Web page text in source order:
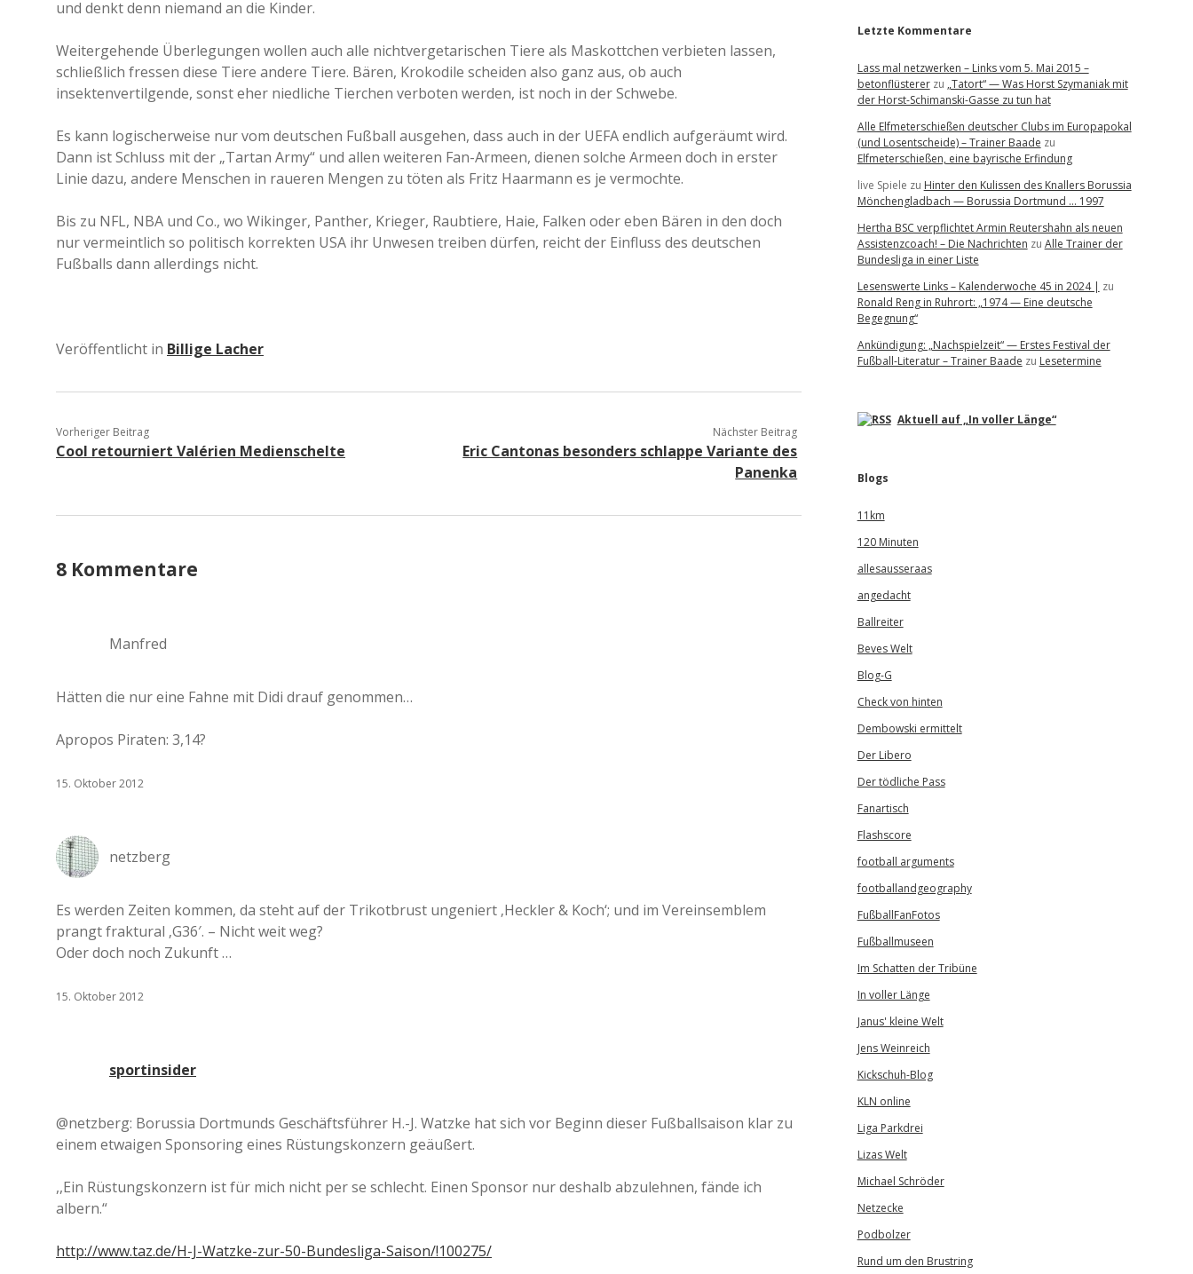
und denkt denn niemand an die Kinder.
Weitergehende Überlegungen wollen auch alle nichtvergetarischen Tiere als Maskottchen verbieten lassen,
schließlich fressen diese Tiere andere Tiere. Bären, Krokodile scheiden also ganz aus, ob auch
insektenvertilgende, sonst eher niedliche Tierchen verboten werden, ist noch in der Schwebe.
Es kann logischerweise nur vom deutschen Fußball ausgehen, dass auch in der UEFA endlich aufgeräumt wird.
Dann ist Schluss mit der „Tartan Army“ und allen weiteren Fan-Armeen, dienen solche Armeen doch in erster
Linie dazu, andere Menschen in raueren Mengen zu töten als Fritz Haarmann es je vermochte.
Bis zu NFL, NBA und Co., wo Wikinger, Panther, Krieger, Raubtiere, Haie, Falken oder eben Bären in den doch
nur vermeintlich so politisch korrekten USA ihr Unwesen treiben dürfen, reicht der Einfluss des deutschen
Fußballs dann allerdings nicht.
Veröffentlicht in Billige Lacher
Vorheriger Beitrag
Cool retourniert Valérien Medienschelte
Nächster Beitrag
Eric Cantonas besonders schlappe Variante des
Panenka
8 Kommentare
Manfred
Hätten die nur eine Fahne mit Didi drauf genommen…
Apropos Piraten: 3,14?
15. Oktober 2012
netzberg
Es werden Zeiten kommen, da steht auf der Trikotbrust ungeniert ‚Heckler & Koch‘; und im Vereinsemblem
prangt fraktural ‚G36′. – Nicht weit weg?
Oder doch noch Zukunft …
15. Oktober 2012
sportinsider
@netzberg: Borussia Dortmunds Geschäftsführer H.-J. Watzke hat sich vor Beginn dieser Fußballsaison klar zu
einem etwaigen Sponsoring eines Rüstungskonzern geäußert.
,,Ein Rüstungskonzern ist für mich nicht per se schlecht. Einen Sponsor nur deshalb abzulehnen, fände ich
albern.“
http://www.taz.de/H-J-Watzke-zur-50-Bundesliga-Saison/!100275/
Letzte Kommentare
Lass mal netzwerken – Links vom 5. Mai 2015 –
betonflüstererzu „Tatort“ — Was Horst Szymaniak mit
der Horst-Schimanski-Gasse zu tun hat
Alle Elfmeterschießen deutscher Clubs im Europapokal
(und Losentscheide) – Trainer Baade zu
Elfmeterschießen, eine bayrische Erfindung
live Spiele zu Hinter den Kulissen des Knallers Borussia
Mönchengladbach — Borussia Dortmund … 1997
Hertha BSC verpflichtet Armin Reutershahn als neuen
Assistenzcoach! – Die Nachrichten zu Alle Trainer der
Bundesliga in einer Liste
Lesenswerte Links – Kalenderwoche 45 in 2024 | zu
Ronald Reng in Ruhrort: „1974 — Eine deutsche
Begegnung“
Ankündigung: „Nachspielzeit“ — Erstes Festival der
Fußball-Literatur – Trainer Baade zu Lesetermine
Aktuell auf „In voller Länge“
Blogs
11km
120 Minuten
allesausseraas
angedacht
Ballreiter
Beves Welt
Blog-G
Check von hinten
Dembowski ermittelt
Der Libero
Der tödliche Pass
Fanartisch
Flashscore
football arguments
footballandgeography
FußballFanFotos
Fußballmuseen
Im Schatten der Tribüne
In voller Länge
Janus' kleine Welt
Jens Weinreich
Kickschuh-Blog
KLN online
Liga Parkdrei
Lizas Welt
Michael Schröder
Netzecke
Podbolzer
Rund um den Brustring